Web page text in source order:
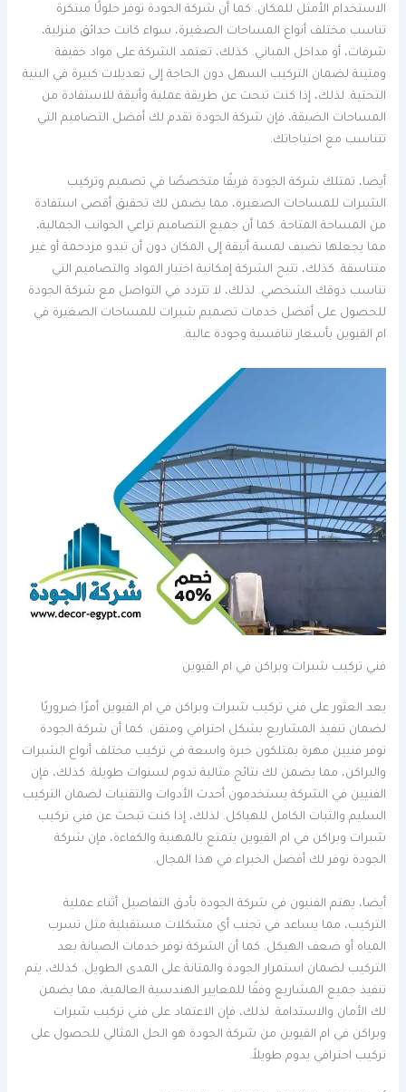
الاستخدام الأمثل للمكان. كما أن شركة الجودة توفر حلولًا مبتكرة
تناسب مختلف أنواع المساحات الصغيرة، سواء كانت حدائق منزلية،
شرفات، أو مداخل المباني. كذلك، تعتمد الشركة على مواد خفيفة
ومتينة لضمان التركيب السهل دون الحاجة إلى تعديلات كبيرة في البنية
التحتية. لذلك، إذا كنت تبحث عن طريقة عملية وأنيقة للاستفادة من
المساحات الضيقة، فإن شركة الجودة تقدم لك أفضل التصاميم التي
تتناسب مع احتياجاتك.
أيضا، تمتلك شركة الجودة فريقًا متخصصًا في تصميم وتركيب
الشبرات للمساحات الصغيرة، مما يضمن لك تحقيق أقصى استفادة
من المساحة المتاحة. كما أن جميع التصاميم تراعي الجوانب الجمالية،
مما يجعلها تضيف لمسة أنيقة إلى المكان دون أن تبدو مزدحمة أو غير
متناسقة. كذلك، تتيح الشركة إمكانية اختيار المواد والتصاميم التي
تناسب ذوقك الشخصي. لذلك، لا تتردد في التواصل مع شركة الجودة
للحصول على أفضل خدمات تصميم شبرات للمساحات الصغيرة في
ام القيوين بأسعار تنافسية وجودة عالية.
فني تركيب شبرات وبراكن في ام القيوين
يعد العثور على فني تركيب شبرات وبراكن في ام القيوين أمرًا ضروريًا
لضمان تنفيذ المشاريع بشكل احترافي ومتقن. كما أن شركة الجودة
توفر فنيين مهرة يمتلكون خبرة واسعة في تركيب مختلف أنواع الشبرات
والبراكن، مما يضمن لك نتائج مثالية تدوم لسنوات طويلة. كذلك، فإن
الفنيين في الشركة يستخدمون أحدث الأدوات والتقنيات لضمان التركيب
السليم والثبات الكامل للهياكل. لذلك، إذا كنت تبحث عن فني تركيب
شبرات وبراكن في ام القيوين يتمتع بالمهنية والكفاءة، فإن شركة
الجودة توفر لك أفضل الخبراء في هذا المجال.
أيضا، يهتم الفنيون في شركة الجودة بأدق التفاصيل أثناء عملية
التركيب، مما يساعد في تجنب أي مشكلات مستقبلية مثل تسرب
المياه أو ضعف الهيكل. كما أن الشركة توفر خدمات الصيانة بعد
التركيب لضمان استمرار الجودة والمتانة على المدى الطويل. كذلك، يتم
تنفيذ جميع المشاريع وفقًا للمعايير الهندسية العالمية، مما يضمن
لك الأمان والاستدامة. لذلك، فإن الاعتماد على فني تركيب شبرات
وبراكن في ام القيوين من شركة الجودة هو الحل المثالي للحصول على
تركيب احترافي يدوم طويلاً.